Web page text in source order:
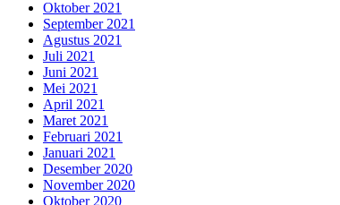
Oktober 2021
September 2021
Agustus 2021
Juli 2021
Juni 2021
Mei 2021
April 2021
Maret 2021
Februari 2021
Januari 2021
Desember 2020
November 2020
Oktober 2020